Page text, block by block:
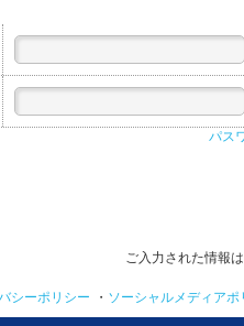
パス
ご入力された情報
シーポリシー ・ ソーシャルメディアポ